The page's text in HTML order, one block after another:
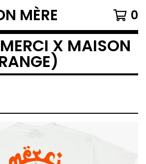
MÈRE 0
X MAISON